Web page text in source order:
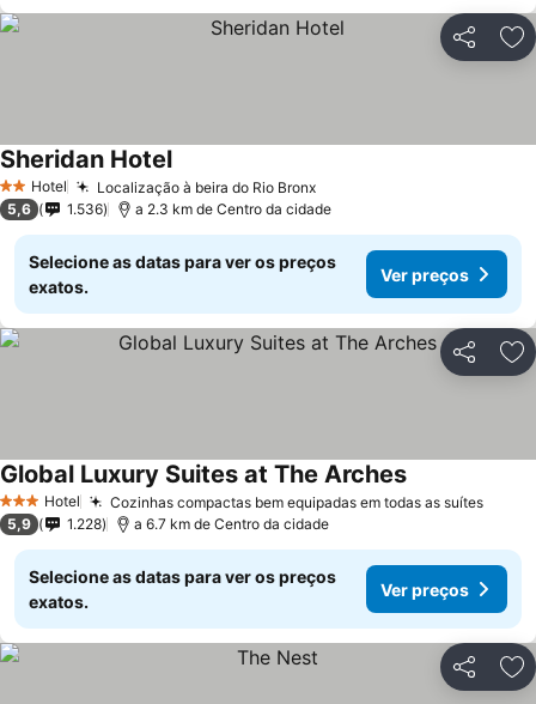
Partilhar
2 Estrelas
Hotel Localização à beira do Rio Bronx
Sheridan Hotel
5,6 1.536 a 2.3 km de Centro da cidade
Selecione as datas para ver os preços
exatos.
Ver preços
Partilhar
3 EstrelasHotel Cozinhas compactas bem equipadas em todas as suítes
Global Luxury Suites at The Arches
5,9 1.228 a 6.7 km de Centro da cidade
Selecione as datas para ver os preços
exatos.
Ver preços
Partilhar